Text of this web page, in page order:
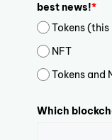
best news!*
Tokens
NFT
Tokens and
Which